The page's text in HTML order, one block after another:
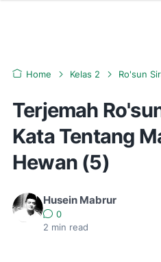
Home Kelas 2 Ro'sun
Terjemah
Kata Tentang
Hewan (5)
Husein Mabrur
0
2 min read